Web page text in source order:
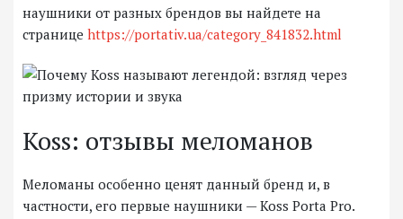
наушники от разных брендов вы найдете на
странице https://portativ.ua/category_841832.html
Koss: отзывы меломанов
Меломаны особенно ценят данный бренд и, в
частности, его первые наушники — Koss Porta Pro.